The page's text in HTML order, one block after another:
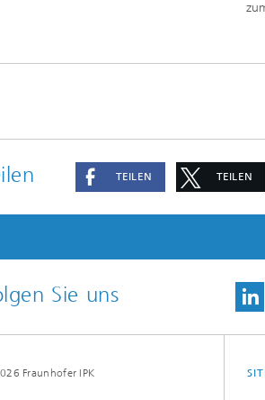
TEILEN TEILEN
Sie uns
Fraunhofer IPK